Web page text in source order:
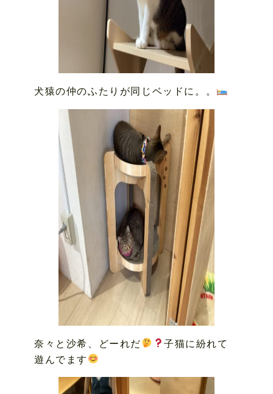
犬猿の仲のふたりが同じベッドに。。
奈々と沙希、どーれだ
子猫に紛れて
遊んでます